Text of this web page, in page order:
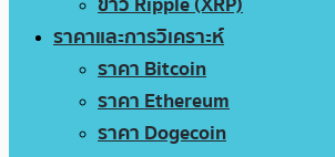
ราคาและการวิเคราะห์
ราคา Bitcoin
ราคา Ethereum
ราคา Dogecoin